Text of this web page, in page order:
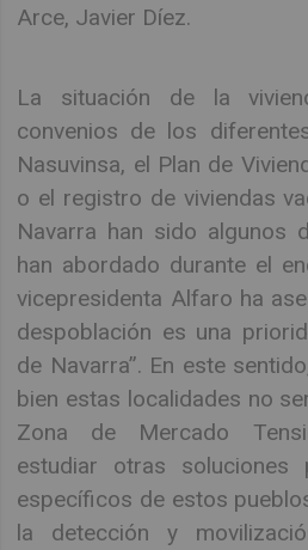
Arce, Javier Díez.
La situación de la
convenios de los
Nasuvinsa, el Plan de
o el registro de viviendas
Navarra han sido algunos
han abordado durante el
vicepresidenta Alfaro ha
despoblación es una
de Navarra”. En este
bien estas localidades no
Zona de Mercado
estudiar otras soluciones
específicos de estos
la detección y